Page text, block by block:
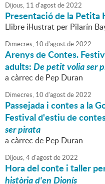
Dijous, 11 d'agostde2022
Presentació de la Petita
Llibre il·lustrat per Pilarín
Dimecres, 10 d'agostde2022
Arenys de Contes.
adults:De petit volia ser
a càrrec de Pep Duran
Dimecres, 10 d'agostde2022
Passejada i contes a la
Festival d'estiu de
ser pirata
a càrrec de Pep Duran
Dijous,4d'agostde2022
Hora del conte i taller
història d'en Dionís